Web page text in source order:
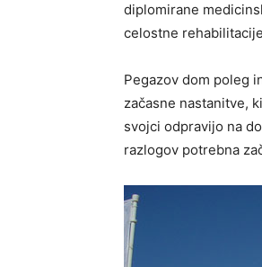
diplomirane
celostne
Pegazov dom poleg
začasne nastanitve,
svojci odpravijo na
razlogov potrebna